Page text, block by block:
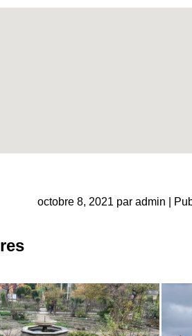
octobre 8, 2021 par admin |